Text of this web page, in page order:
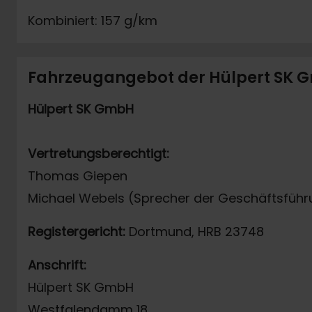
Kombiniert: 157 g/km
Fahrzeugangebot der Hülpert SK
Hülpert SK GmbH
Vertretungsberechtigt:
Thomas Giepen
Michael Webels (Sprecher der
Registergericht: Dortmund, HRB 23748
Anschrift:
Hülpert SK GmbH